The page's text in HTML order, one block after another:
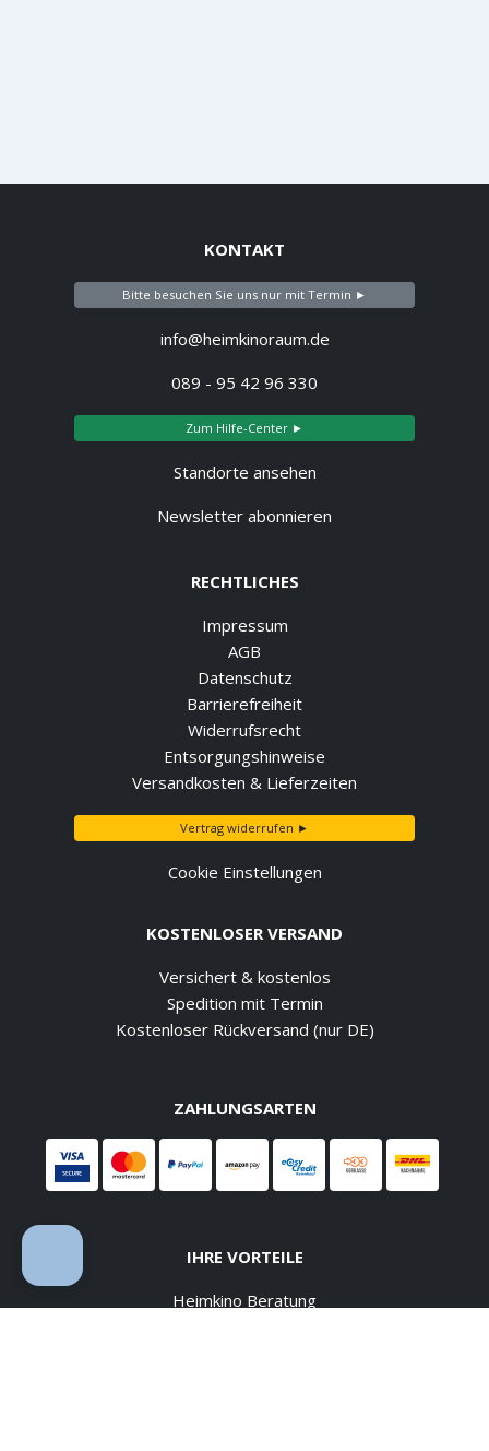
KONTAKT
Bitte besuchen Sie uns nur mit Termin ►
info@heimkinoraum.de
089 - 95 42 96 330
Zum Hilfe-Center ►
Standorte ansehen
Newsletter abonnieren
RECHTLICHES
Impressum
AGB
Datenschutz
Barrierefreiheit
Widerrufsrecht
Entsorgungshinweise
Versandkosten & Lieferzeiten
Vertrag widerrufen ►
Cookie Einstellungen
KOSTENLOSER VERSAND
Versichert & kostenlos
Spedition mit Termin
Kostenloser Rückversand (nur DE)
ZAHLUNGSARTEN
IHRE VORTEILE
Heimkino Beratung